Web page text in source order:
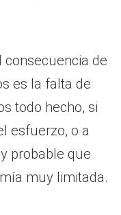
consecuencia de
es la falta de
todo hecho, si
esfuerzo, o a
probable que
muy limitada.